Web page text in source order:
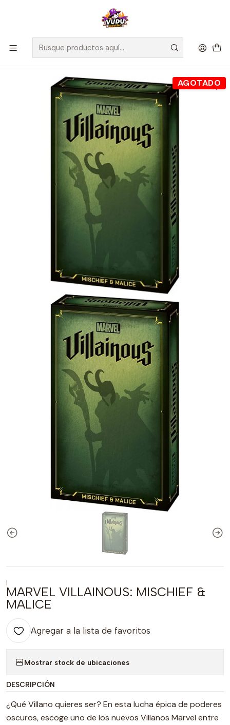
🚀 ¡Despachamos a todo Chile! Envío GRATIS a Regiones sobre
$100.000 y a RM sobre $35.000
Inicio Juegos de Mesa Editorial Ravensburger
MARVEL VILLAINOUS: MISCHIEF & MALICE
AGOTADO
|
MARVEL VILLAINOUS: MISCHIEF &
MALICE
Agregar a la lista de favoritos
Mostrar stock de ubicaciones
DESCRIPCIÓN
¿Qué Villano quieres ser? En esta lucha épica de poderes
oscuros, escoge uno de los nuevos Villanos Marvel entre